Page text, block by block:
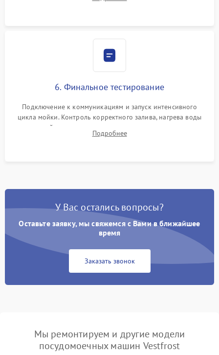
сборка корпуса и установка датчика поплавка.
6. Финальное тестирование
Подключение к коммуникациям и запуск интенсивного
цикла мойки. Контроль корректного залива, нагрева воды
до нужной температуры, отсутствия посторонних шумов,
штатного слива и абсолютной сухости в поддоне.
Подробнее
У Вас остались вопросы?
Оставьте заявку, мы свяжемся с Вами в ближайшее
время
Заказать звонок
Мы ремонтируем и другие модели
посудомоечных машин Vestfrost